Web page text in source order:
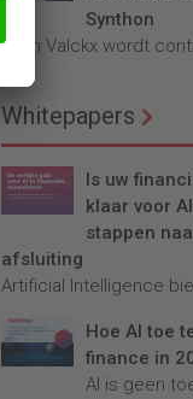
Synthon
Teun Valckx wordt
Whitepapers
Is uw
klaar voor
stappen
afsluiting
Artificial Intelligence
Hoe AI toe
finance in
AI is geen